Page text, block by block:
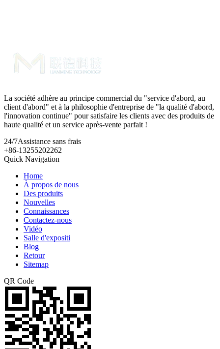
La société adhère au principe commercial du "service d'abord, au
client d'abord" et à la philosophie d'entreprise de "la qualité d'abord,
l'innovation continue" pour satisfaire les clients avec des produits de
haute qualité et un service après-vente parfait !
24/7Assistance sans frais
+86-13255202262
Quick Navigation
Home
À propos de nous
Des produits
Nouvelles
Connaissances
Contactez-nous
Vidéo
Salle d'expositi
Blog
Retour
Sitemap
QR Code